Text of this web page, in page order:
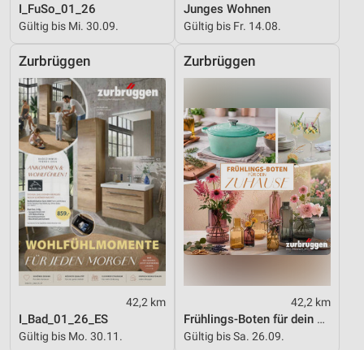
I_FuSo_01_26
Gültig bis Mi. 30.09.
Junges Wohnen
Gültig bis Fr. 14.08.
Zurbrüggen
42,2 km
I_Bad_01_26_ES
Gültig bis Mo. 30.11.
Zurbrüggen
42,2 km
Frühlings-Boten für dein Zuhause
Gültig bis Sa. 26.09.